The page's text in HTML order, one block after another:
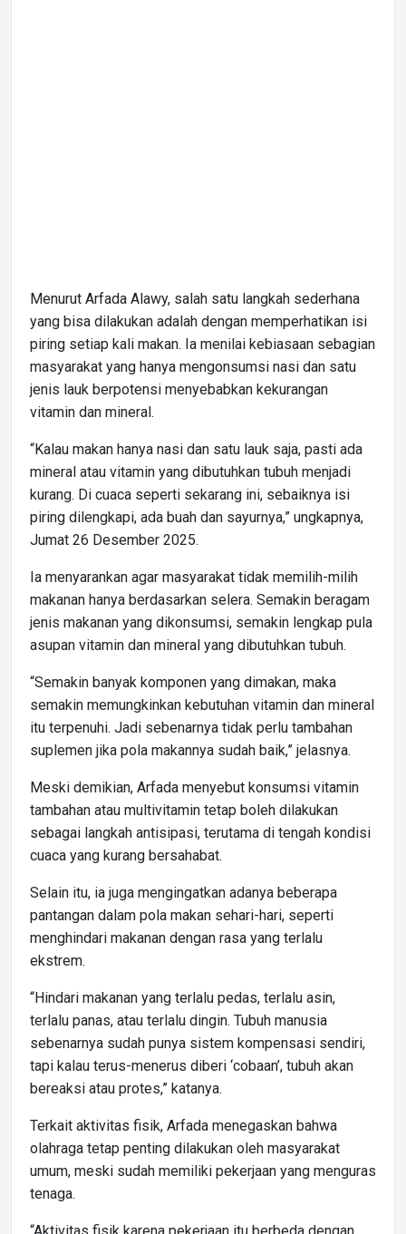
Menurut Arfada Alawy, salah satu langkah sederhana
yang bisa dilakukan adalah dengan memperhatikan isi
piring setiap kali makan. Ia menilai kebiasaan sebagian
masyarakat yang hanya mengonsumsi nasi dan satu
jenis lauk berpotensi menyebabkan kekurangan
vitamin dan mineral.
“Kalau makan hanya nasi dan satu lauk saja, pasti ada
mineral atau vitamin yang dibutuhkan tubuh menjadi
kurang. Di cuaca seperti sekarang ini, sebaiknya isi
piring dilengkapi, ada buah dan sayurnya,” ungkapnya,
Jumat 26 Desember 2025.
Ia menyarankan agar masyarakat tidak memilih-milih
makanan hanya berdasarkan selera. Semakin beragam
jenis makanan yang dikonsumsi, semakin lengkap pula
asupan vitamin dan mineral yang dibutuhkan tubuh.
“Semakin banyak komponen yang dimakan, maka
semakin memungkinkan kebutuhan vitamin dan mineral
itu terpenuhi. Jadi sebenarnya tidak perlu tambahan
suplemen jika pola makannya sudah baik,” jelasnya.
Meski demikian, Arfada menyebut konsumsi vitamin
tambahan atau multivitamin tetap boleh dilakukan
sebagai langkah antisipasi, terutama di tengah kondisi
cuaca yang kurang bersahabat.
Selain itu, ia juga mengingatkan adanya beberapa
pantangan dalam pola makan sehari-hari, seperti
menghindari makanan dengan rasa yang terlalu
ekstrem.
“Hindari makanan yang terlalu pedas, terlalu asin,
terlalu panas, atau terlalu dingin. Tubuh manusia
sebenarnya sudah punya sistem kompensasi sendiri,
tapi kalau terus-menerus diberi ‘cobaan’, tubuh akan
bereaksi atau protes,” katanya.
Terkait aktivitas fisik, Arfada menegaskan bahwa
olahraga tetap penting dilakukan oleh masyarakat
umum, meski sudah memiliki pekerjaan yang menguras
tenaga.